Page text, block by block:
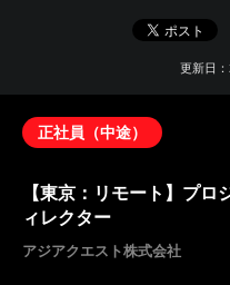
更新日
正社員（中途）
【東京：リモート】プ
ィレクター
アジアクエスト株式会社